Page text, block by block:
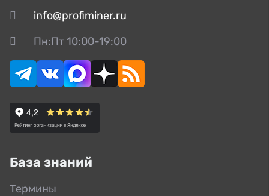
info@profiminer.ru
Пн:Пт 10:00-19:00
База знаний
Термины